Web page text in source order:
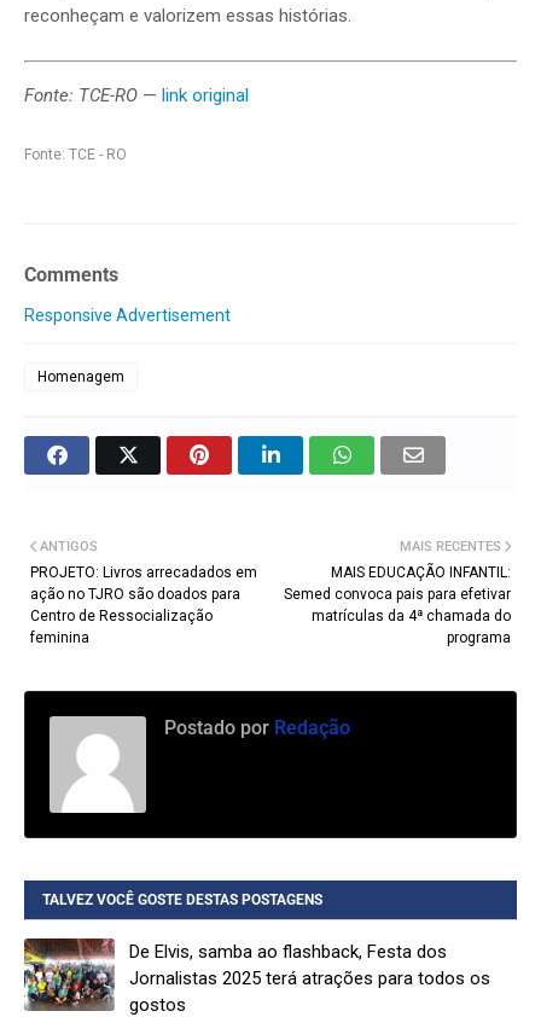
reconheçam e valorizem essas histórias.
Fonte: TCE-RO — link original
Fonte: TCE - RO
Comments
Responsive Advertisement
Homenagem
MAIS RECENTES
MAIS EDUCAÇÃO INFANTIL:
Semed convoca pais para efetivar
matrículas da 4ª chamada do
programa
ANTIGOS
PROJETO: Livros arrecadados em
ação no TJRO são doados para
Centro de Ressocialização
feminina
Postado por Redação
TALVEZ VOCÊ GOSTE DESTAS POSTAGENS
De Elvis, samba ao flashback, Festa dos
Jornalistas 2025 terá atrações para todos os
gostos